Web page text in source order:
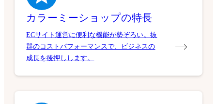
カラーミーショップの特長
ECサイト運営に便利な機能が勢ぞろい。抜
群のコストパフォーマンスで、ビジネスの
成長を後押しします。